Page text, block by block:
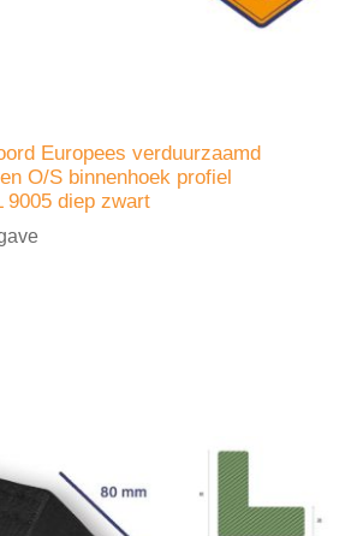
Europees verduurzaamd
O/S binnenhoek profiel
9005 diep zwart